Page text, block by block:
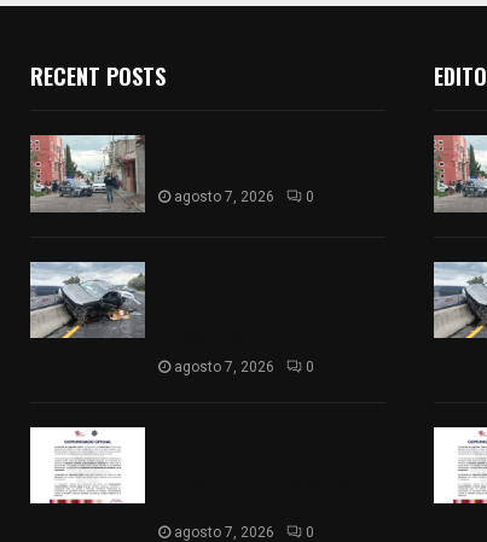
RECENT POSTS
agosto 7, 2026 0
agosto 7, 2026 0
agosto 7, 2026 0